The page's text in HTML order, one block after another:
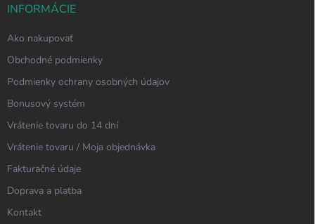
INFORMÁCIE
Ako nakupovať
Obchodné podmienky
Podmienky ochrany osobných údajov
Bonusový systém
Vrátenie tovaru do 14 dní
Vrátenie tovaru / Moja objednávka
Fakturačné údaje
Doprava a platba
Kontakt